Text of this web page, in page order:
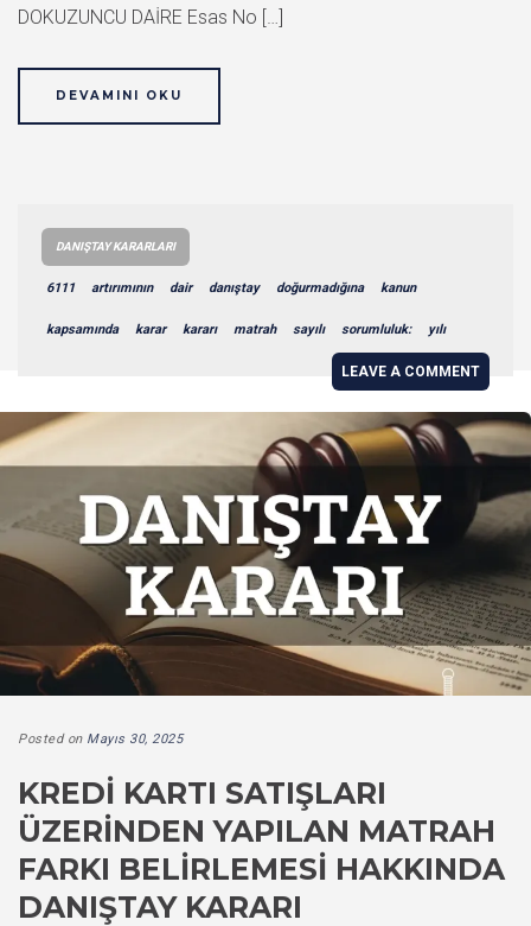
DOKUZUNCU DAİRE Esas No […]
DEVAMINI OKU
DANIŞTAY KARARLARI
6111 artırımının dair danıştay doğurmadığına kanun
kapsamında karar kararı matrah sayılı sorumluluk: yılı
LEAVE A COMMENT
Posted on Mayıs 30, 2025
KREDI KARTI SATIŞLARI
ÜZERINDEN YAPILAN MATRAH
FARKI BELIRLEMESI HAKKINDA
DANIŞTAY KARARI